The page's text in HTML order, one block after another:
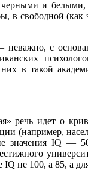
и
в свободной
с
в такой
речь идет о
(например,
значения IQ —
не 100, а 85, а